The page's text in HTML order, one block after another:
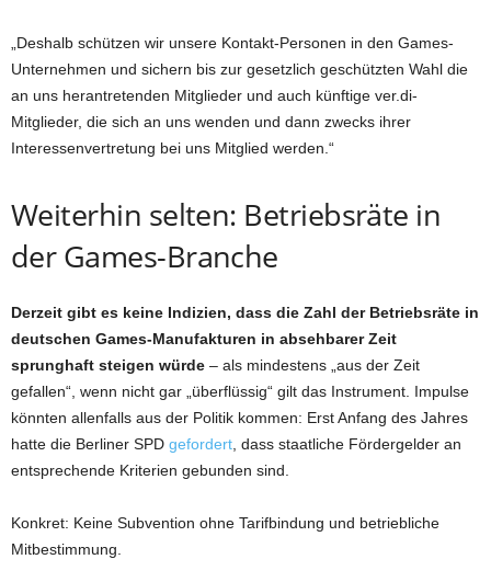
„Deshalb schützen wir unsere Kontakt-Personen in den Games-
Unternehmen und sichern bis zur gesetzlich geschützten Wahl die
an uns herantretenden Mitglieder und auch künftige ver.di-
Mitglieder, die sich an uns wenden und dann zwecks ihrer
Interessenvertretung bei uns Mitglied werden.“
Weiterhin selten: Betriebsräte in
der Games-Branche
Derzeit gibt es keine Indizien, dass die Zahl der Betriebsräte in
deutschen Games-Manufakturen in absehbarer Zeit
sprunghaft steigen würde – als mindestens „aus der Zeit
gefallen“, wenn nicht gar „überflüssig“ gilt das Instrument. Impulse
könnten allenfalls aus der Politik kommen: Erst Anfang des Jahres
hatte die Berliner SPD gefordert , dass staatliche Fördergelder an
entsprechende Kriterien gebunden sind.
Konkret: Keine Subvention ohne Tarifbindung und betriebliche
Mitbestimmung.